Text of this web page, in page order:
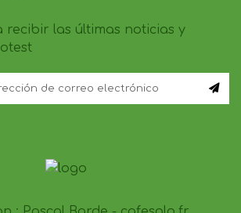
recibir las últimas noticias y